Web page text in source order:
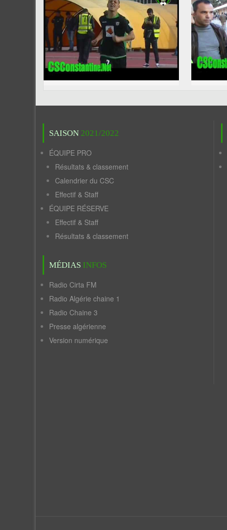
SAISON 2021/2022
ÉQUIPE PRO
Résultats & classement
Calendrier du CSC
Effectif & Staff
ÉQUIPE RÉSERVE
Effectif & Staff
Résultats & classement
MÉDIAS INFOS
Radio Cirta FM
Radio Algérie chaine 1
Radio Chaine 3
Presse algérienne
Version numérique